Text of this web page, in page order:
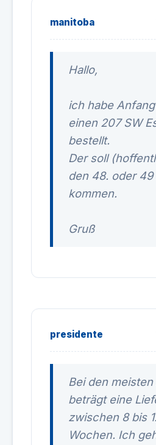
manitoba
Hallo,
ich habe
einen 207 SW
bestellt.
Der soll
den 48. oder 49
kommen.
Gruß
presidente
Bei den
beträgt eine
zwischen 8 bis
Wochen. Ich